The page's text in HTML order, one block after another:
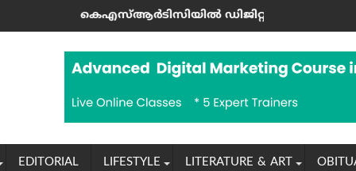
ഡിജിറ്റൽ യുഗം: എഐ വാട്ട്‌സ്ആപ്പ്നേപ്പാളിലും
EDITORIAL LIFESTYLE LITERATURE & ART